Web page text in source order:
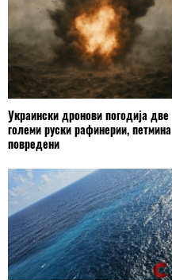
Украински дронови погодија две
големи руски рафинерии, петмина
повредени